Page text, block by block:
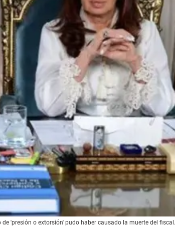
'presión o extorsión' pudo haber causado la muerte del fiscal.